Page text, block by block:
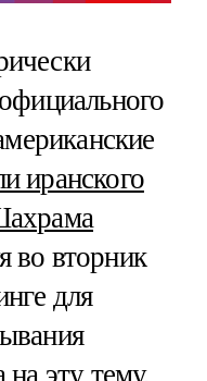
иранского
во вторник
для
на эту тему,